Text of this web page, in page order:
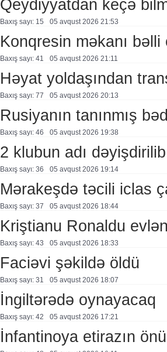
Qeydiyyatdan keçə
Baxış sayı: 15 05 avqust 2026 21:53
Konqresin məkanı bəlli
Baxış sayı: 41 05 avqust 2026 21:11
Həyat yoldaşından
Baxış sayı: 77 05 avqust 2026 20:13
Rusiyanın tanınmış
Baxış sayı: 46 05 avqust 2026 19:38
2 klubun adı dəyişdirilib
Baxış sayı: 36 05 avqust 2026 19:14
Mərakeşdə təcili iclas
Baxış sayı: 37 05 avqust 2026 18:44
Kriştianu Ronaldu
Baxış sayı: 43 05 avqust 2026 18:33
Faciəvi şəkildə öldü
Baxış sayı: 31 05 avqust 2026 18:07
İngiltərədə oynayacaq
Baxış sayı: 42 05 avqust 2026 17:21
İnfantinoya etirazın